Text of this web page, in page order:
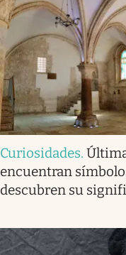
Curiosidades.
encuentran
descubren su